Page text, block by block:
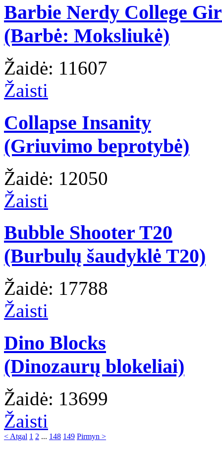
Barbie Nerdy College
(Barbė: Moksliukė)
Žaidė: 11607
Žaisti
Collapse Insanity
(Griuvimo beprotybė)
Žaidė: 12050
Žaisti
Bubble Shooter T20
(Burbulų šaudyklė T20)
Žaidė: 17788
Žaisti
Dino Blocks
(Dinozaurų blokeliai)
Žaidė: 13699
Žaisti
< Atgal 1 2 ... 148 149 Pirmyn >